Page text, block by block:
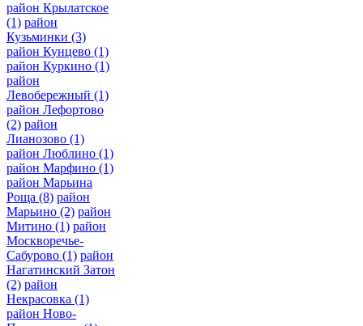
район Крылатское
(1) район
Кузьминки (3)
район Кунцево (1)
район Куркино (1)
район
Левобережный (1)
район Лефортово
(2) район
Лианозово (1)
район Люблино (1)
район Марфино (1)
район Марьина
Роща (8) район
Марьино (2) район
Митино (1) район
Москворечье-
Сабурово (1) район
Нагатинский Затон
(2) район
Некрасовка (1)
район Ново-